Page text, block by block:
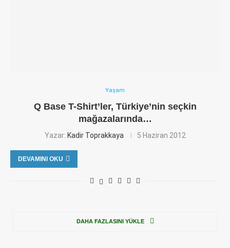
Yaşam
Q Base T-Shirt’ler, Türkiye’nin seçkin
mağazalarında…
Yazar: Kadir Toprakkaya 5 Haziran 2012
DEVAMINI OKU
DAHA FAZLASINI YÜKLE